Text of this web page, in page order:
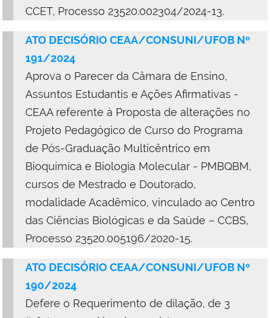
CCET, Processo 23520.002304/2024-13.
ATO DECISÓRIO CEAA/CONSUNI/UFOB Nº
191/2024
Aprova o Parecer da Câmara de Ensino,
Assuntos Estudantis e Ações Afirmativas -
CEAA referente à Proposta de alterações no
Projeto Pedagógico de Curso do Programa
de Pós-Graduação Multicêntrico em
Bioquímica e Biologia Molecular - PMBQBM,
cursos de Mestrado e Doutorado,
modalidade Acadêmico, vinculado ao Centro
das Ciências Biológicas e da Saúde – CCBS,
Processo 23520.005196/2020-15.
ATO DECISÓRIO CEAA/CONSUNI/UFOB Nº
190/2024
Defere o Requerimento de dilação, de 3